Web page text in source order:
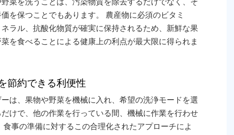
を保つことでもあります。 農産物に必須のビタミ
ラル、抗酸化物質が確実に保持されるため、新鮮な果
を食べることによる健康上の利点が最大限に得られま
節約できる利便性
は、果物や野菜を機械に入れ、希望の洗浄モードを選
けで、他の作業を行っている間、機械に作業を行わせ
食事の準備に対するこの合理化されたアプローチによ